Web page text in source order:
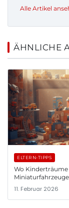
Alle Artikel
ÄHNLICHE
ELTERN-TIPPS
Wo
Miniaturfahrzeuge
11. Februar 2026